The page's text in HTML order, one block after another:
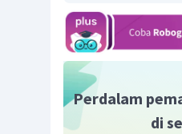
Kemudian, Hitung
Perdalam
di